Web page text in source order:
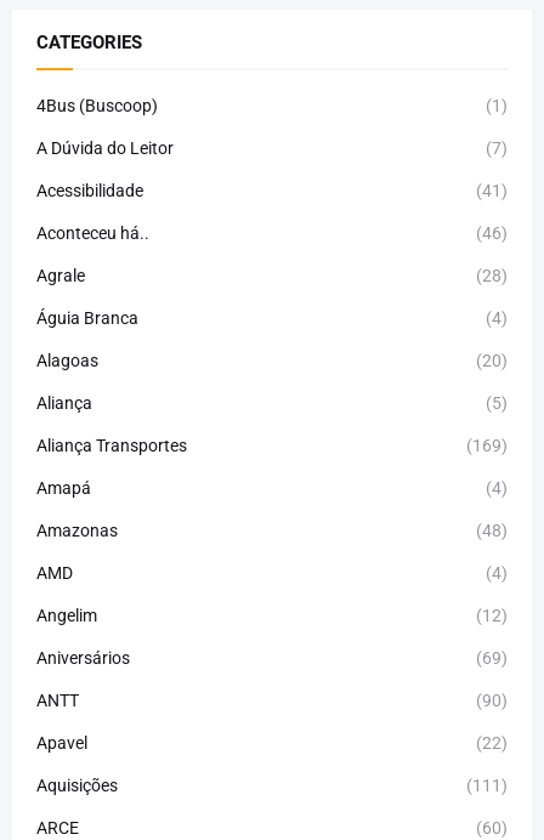
CATEGORIES
4Bus (Buscoop) (1)
A Dúvida do Leitor (7)
Acessibilidade (41)
Aconteceu há.. (46)
Agrale (28)
Águia Branca (4)
Alagoas (20)
Aliança (5)
Aliança Transportes (169)
Amapá (4)
Amazonas (48)
AMD (4)
Angelim (12)
Aniversários (69)
ANTT (90)
Apavel (22)
Aquisições (111)
ARCE (60)